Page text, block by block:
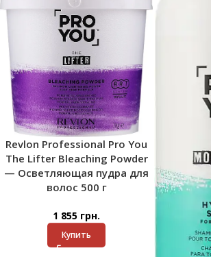
Revlon Professional Pro You
The Lifter Bleaching Powder
— Осветляющая пудра для
волос 500 г
1 855 грн.
Купить